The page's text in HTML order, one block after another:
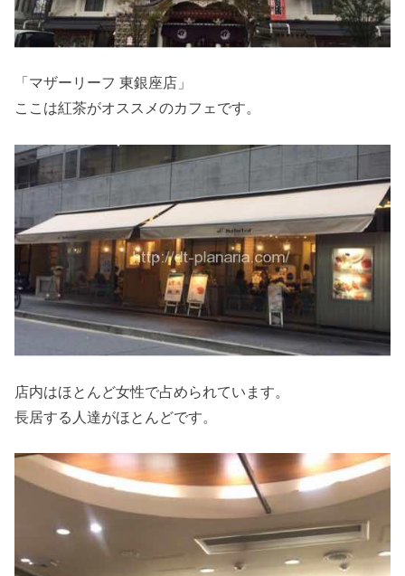
「マザーリーフ 東銀座店」
ここは紅茶がオススメのカフェです。
店内はほとんど女性で占められています。
長居する人達がほとんどです。